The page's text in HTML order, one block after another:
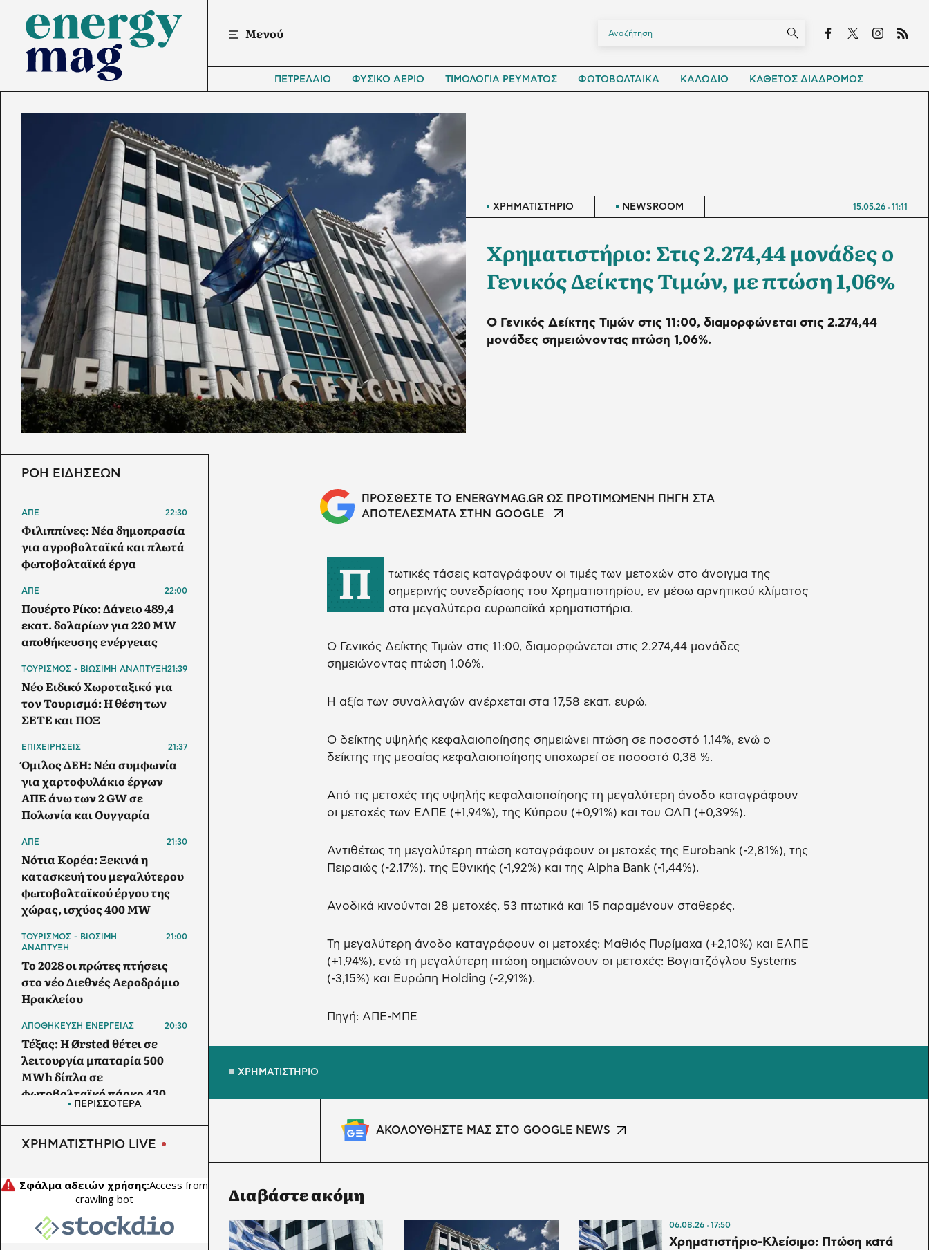
Μενού
ΠΕΤΡΕΛΑΙΟ ΦΥΣΙΚΟ ΑΕΡΙΟ ΤΙΜΟΛΟΓΙΑ ΡΕΥΜΑΤΟΣ ΦΩΤΟΒΟΛΤΑΙΚΑ ΚΑΛΩΔΙΟ ΚΑΘΕΤΟΣ ΔΙΑΔΡΟΜΟΣ
ΧΡΗΜΑΤΙΣΤΗΡΙΟ NEWSROOM 15.05.26 11:11
Χρηματιστήριο: Στις 2.274,44 μονάδες ο
Γενικός Δείκτης Τιμών, με πτώση 1,06%
O Γενικός Δείκτης Τιμών στις 11:00, διαμορφώνεται στις 2.274,44
μονάδες σημειώνοντας πτώση 1,06%.
ΠΡΟΣΘΕΣΤΕ ΤΟ ENERGYMAG.GR ΩΣ ΠΡΟΤΙΜΩΜΕΝΗ ΠΗΓΗ ΣΤΑ
ΑΠΟΤΕΛΕΣΜΑΤΑ ΣΤΗΝ GOOGLE
Π
τωτικές τάσεις καταγράφουν οι τιμές των μετοχών στο άνοιγμα της
σημερινής συνεδρίασης του Χρηματιστηρίου, εν μέσω αρνητικού κλίματος
στα μεγαλύτερα ευρωπαϊκά χρηματιστήρια.
O Γενικός Δείκτης Τιμών στις 11:00, διαμορφώνεται στις 2.274,44 μονάδες
σημειώνοντας πτώση 1,06%.
Η αξία των συναλλαγών ανέρχεται στα 17,58 εκατ. ευρώ.
Ο δείκτης υψηλής κεφαλαιοποίησης σημειώνει πτώση σε ποσοστό 1,14%, ενώ ο
δείκτης της μεσαίας κεφαλαιοποίησης υποχωρεί σε ποσοστό 0,38 %.
Από τις μετοχές της υψηλής κεφαλαιοποίησης τη μεγαλύτερη άνοδο καταγράφουν
οι μετοχές των ΕΛΠΕ (+1,94%), της Κύπρου (+0,91%) και του ΟΛΠ (+0,39%).
Αντιθέτως τη μεγαλύτερη πτώση καταγράφουν οι μετοχές της Eurobank (-2,81%), της
Πειραιώς (-2,17%), της Εθνικής (-1,92%) και της Alpha Bank (-1,44%).
Ανοδικά κινούνται 28 μετοχές, 53 πτωτικά και 15 παραμένουν σταθερές.
Τη μεγαλύτερη άνοδο καταγράφουν οι μετοχές: Μαθιός Πυρίμαχα (+2,10%) και ΕΛΠΕ
(+1,94%), ενώ τη μεγαλύτερη πτώση σημειώνουν οι μετοχές: Βογιατζόγλου Systems
(-3,15%) και Ευρώπη Holding (-2,91%).
Πηγή: ΑΠΕ-ΜΠΕ
ΧΡΗΜΑΤΙΣΤΗΡΙΟ
ΑΚΟΛΟΥΘΗΣΤΕ ΜΑΣ ΣΤΟ GOOGLE NEWS
Διαβάστε ακόμη
06.08.26 17:50
Χρηματιστήριο-Κλείσιμο: Πτώση κατά
ΡΟΗ ΕΙΔΗΣΕΩΝ
ΑΠΕ 22:30
Φιλιππίνες: Νέα δημοπρασία
για αγροβολταϊκά και πλωτά
φωτοβολταϊκά έργα
ΑΠΕ 22:00
Πουέρτο Ρίκο: Δάνειο 489,4
εκατ. δολαρίων για 220 MW
αποθήκευσης ενέργειας
ΤΟΥΡΙΣΜΟΣ - ΒΙΩΣΙΜΗ ΑΝΑΠΤΥΞΗ21:39
Νέο Ειδικό Χωροταξικό για
τον Τουρισμό: Η θέση των
ΣΕΤΕ και ΠΟΞ
ΕΠΙΧΕΙΡΗΣΕΙΣ 21:37
Όμιλος ΔΕΗ: Νέα συμφωνία
για χαρτοφυλάκιο έργων
ΑΠΕ άνω των 2 GW σε
Πολωνία και Ουγγαρία
ΑΠΕ 21:30
Νότια Κορέα: Ξεκινά η
κατασκευή του μεγαλύτερου
φωτοβολταϊκού έργου της
χώρας, ισχύος 400 MW
ΤΟΥΡΙΣΜΟΣ - ΒΙΩΣΙΜΗ
ΑΝΑΠΤΥΞΗ
21:00
Το 2028 οι πρώτες πτήσεις
στο νέο Διεθνές Αεροδρόμιο
Ηρακλείου
ΑΠΟΘΗΚΕΥΣΗ ΕΝΕΡΓΕΙΑΣ 20:30
Τέξας: Η Ørsted θέτει σε
λειτουργία μπαταρία 500
MWh δίπλα σε
φωτοβολταϊκό πάρκο 430
επιζωοτίες - 12,5 εκατ. ευρώ
επί πλέον στις 13
Περιφέρειες για μέτρα
βιοασφάλειας
ΠΕΡΙΣΣΟΤΕΡΑ
ΧΡΗΜΑΤΙΣΤΗΡΙΟ LIVE